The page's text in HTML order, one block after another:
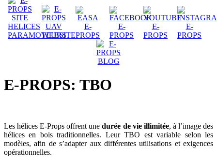
E-PROPS: TBO
Les hélices E-Props offrent unedurée de vie illimitée, à l’image des
hélices en bois traditionnelles. Leur TBO est variable selon les
modèles, afin de s’adapter aux différentes utilisations et exigences
opérationnelles.